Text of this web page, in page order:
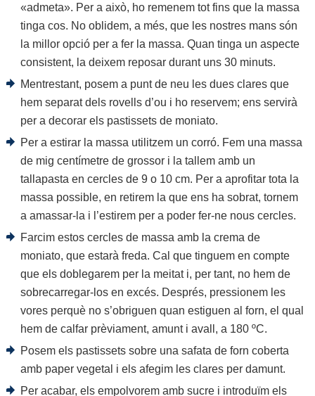
«admeta». Per a això, ho remenem tot fins que la massa
tinga cos. No oblidem, a més, que les nostres mans són
la millor opció per a fer la massa. Quan tinga un aspecte
consistent, la deixem reposar durant uns 30 minuts.
Mentrestant, posem a punt de neu les dues clares que
hem separat dels rovells d’ou i ho reservem; ens servirà
per a decorar els pastissets de moniato.
Per a estirar la massa utilitzem un corró. Fem una massa
de mig centímetre de grossor i la tallem amb un
tallapasta en cercles de 9 o 10 cm. Per a aprofitar tota la
massa possible, en retirem la que ens ha sobrat, tornem
a amassar-la i l’estirem per a poder fer-ne nous cercles.
Farcim estos cercles de massa amb la crema de
moniato, que estarà freda. Cal que tinguem en compte
que els doblegarem per la meitat i, per tant, no hem de
sobrecarregar-los en excés. Després, pressionem les
vores perquè no s’obriguen quan estiguen al forn, el qual
hem de calfar prèviament, amunt i avall, a 180 ºC.
Posem els pastissets sobre una safata de forn coberta
amb paper vegetal i els afegim les clares per damunt.
Per acabar, els empolvorem amb sucre i introduïm els